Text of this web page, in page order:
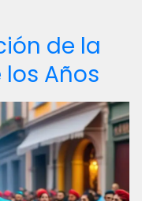
de la
Años